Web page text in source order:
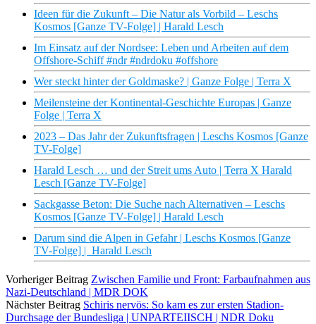
Ideen für die Zukunft – Die Natur als Vorbild – Leschs
Kosmos [Ganze TV-Folge] | Harald Lesch
Im Einsatz auf der Nordsee: Leben und Arbeiten auf dem
Offshore-Schiff #ndr #ndrdoku #offshore
Wer steckt hinter der Goldmaske? | Ganze Folge | Terra X
Meilensteine der Kontinental-Geschichte Europas | Ganze
Folge | Terra X
2023 – Das Jahr der Zukunftsfragen | Leschs Kosmos [Ganze
TV-Folge]
Harald Lesch … und der Streit ums Auto | Terra X Harald
Lesch [Ganze TV-Folge]
Sackgasse Beton: Die Suche nach Alternativen – Leschs
Kosmos [Ganze TV-Folge] | Harald Lesch
Darum sind die Alpen in Gefahr | Leschs Kosmos [Ganze
TV-Folge] | Harald Lesch
Vorheriger Beitrag Zwischen Familie und Front: Farbaufnahmen aus
Nazi-Deutschland | MDR DOK
Nächster Beitrag Schiris nervös: So kam es zur ersten Stadion-
Durchsage der Bundesliga | UNPARTEIISCH | NDR Doku